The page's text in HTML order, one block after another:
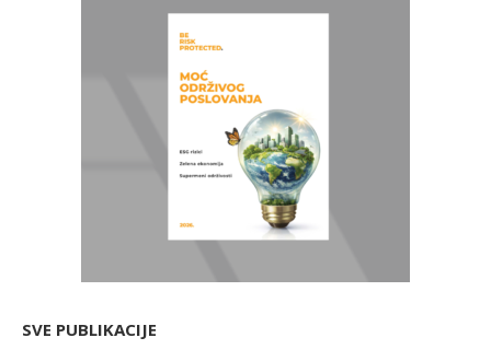
SVE PUBLIKACIJE